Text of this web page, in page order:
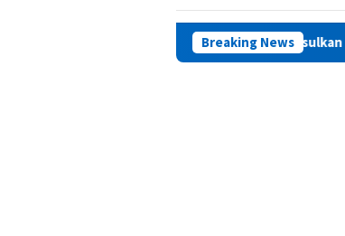
Breaking News
Binaan di Maluku Diusulkan Terima Remisi HUT RI